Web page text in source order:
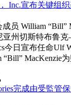
， Inc.宣布关键组
员 William “Bill”
州切斯特布鲁克
今日宣布任命Ulf
MacKenzie
完成由受監管